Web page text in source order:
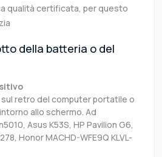
qualità certificata, per questo
della batteria o del
retro del computer portatile o
allo schermo. Ad
Asus K53S, HP Pavilion G6,
Honor MACHD-WFE9Q KLVL-